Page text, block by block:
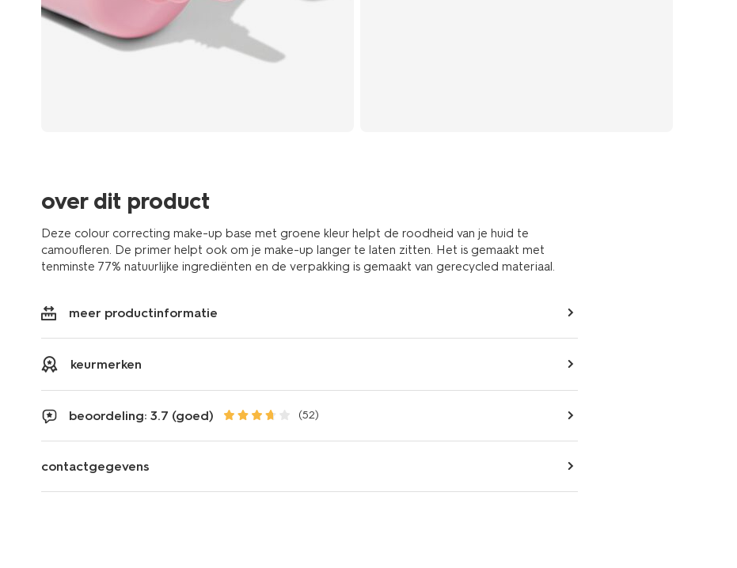
over dit product
Deze colour correcting make-up base met groene kleur helpt de roodheid van je huid te
camoufleren. De primer helpt ook om je make-up langer te laten zitten. Het is gemaakt met
tenminste 77% natuurlijke ingrediënten en de verpakking is gemaakt van gerecycled materiaal.
meer productinformatie
keurmerken
beoordeling: 3.7 (goed) (52)
contactgegevens